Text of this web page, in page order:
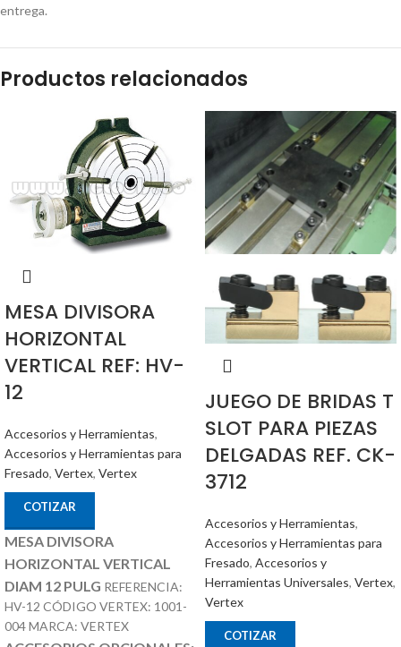
entrega.
Productos relacionados
MESA DIVISORA
HORIZONTAL
VERTICAL REF: HV-
12
Accesorios y Herramientas,
Accesorios y Herramientas para
Fresado, Vertex, Vertex
COTIZAR
MESA DIVISORA
HORIZONTAL VERTICAL
DIAM 12 PULG REFERENCIA:
HV-12 CÓDIGO VERTEX: 1001-
004 MARCA: VERTEX
JUEGO DE BRIDAS T
SLOT PARA PIEZAS
DELGADAS REF. CK-
3712
Accesorios y Herramientas,
Accesorios y Herramientas para
Fresado, Accesorios y
Herramientas Universales, Vertex,
Vertex
COTIZAR